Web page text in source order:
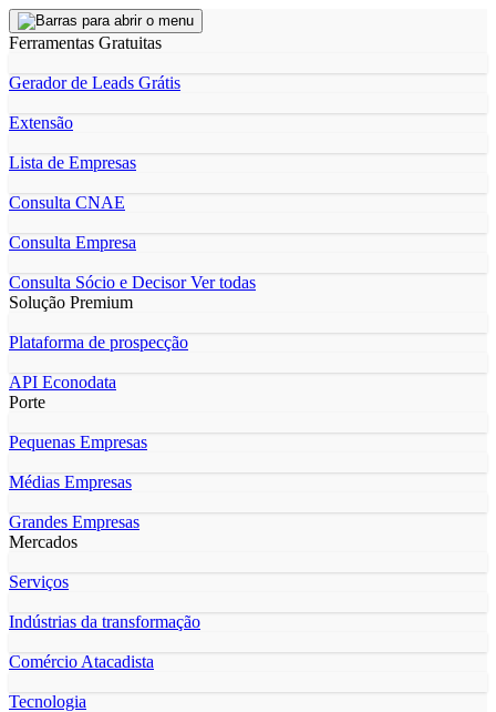
Ferramentas Gratuitas
Gerador de Leads Grátis
Extensão
Lista de Empresas
Consulta CNAE
Consulta Empresa
Consulta Sócio e DecisorVer todas
Solução Premium
Plataforma de prospecção
API Econodata
Porte
Pequenas Empresas
Médias Empresas
Grandes Empresas
Mercados
Serviços
Indústrias da transformação
Comércio Atacadista
Tecnologia